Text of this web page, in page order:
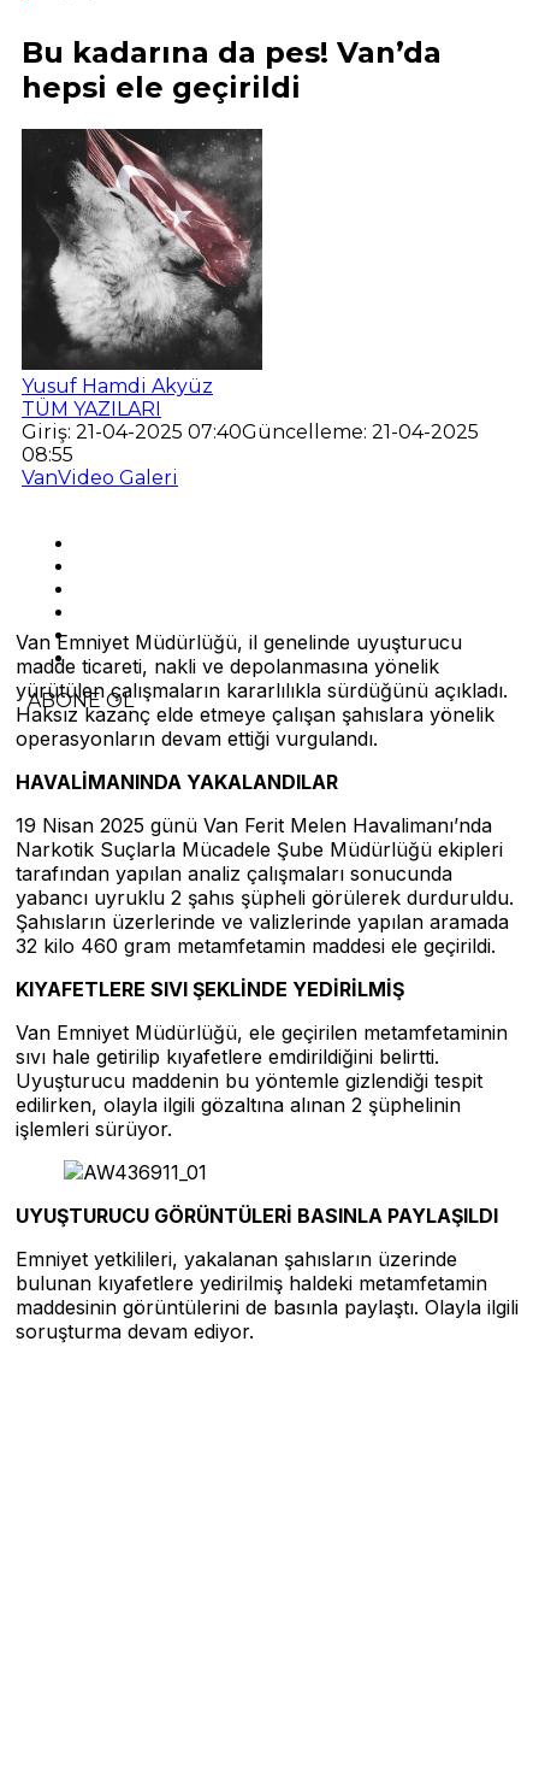
Bu kadarına da pes! Van’da
hepsi ele geçirildi
Yusuf Hamdi Akyüz
TÜM YAZILARI
Giriş: 21-04-2025 07:40Güncelleme: 21-04-2025
08:55
VanVideo Galeri
ABONE OL
Van Emniyet Müdürlüğü, il genelinde uyuşturucu
madde ticareti, nakli ve depolanmasına yönelik
yürütülen çalışmaların kararlılıkla sürdüğünü açıkladı.
Haksız kazanç elde etmeye çalışan şahıslara yönelik
operasyonların devam ettiği vurgulandı.
HAVALİMANINDA YAKALANDILAR
19 Nisan 2025 günü Van Ferit Melen Havalimanı’nda
Narkotik Suçlarla Mücadele Şube Müdürlüğü ekipleri
tarafından yapılan analiz çalışmaları sonucunda
yabancı uyruklu 2 şahıs şüpheli görülerek durduruldu.
Şahısların üzerlerinde ve valizlerinde yapılan aramada
32 kilo 460 gram metamfetamin maddesi ele geçirildi.
KIYAFETLERE SIVI ŞEKLİNDE YEDİRİLMİŞ
Van Emniyet Müdürlüğü, ele geçirilen metamfetaminin
sıvı hale getirilip kıyafetlere emdirildiğini belirtti.
Uyuşturucu maddenin bu yöntemle gizlendiği tespit
edilirken, olayla ilgili gözaltına alınan 2 şüphelinin
işlemleri sürüyor.
UYUŞTURUCU GÖRÜNTÜLERİ BASINLA PAYLAŞILDI
Emniyet yetkilileri, yakalanan şahısların üzerinde
bulunan kıyafetlere yedirilmiş haldeki metamfetamin
maddesinin görüntülerini de basınla paylaştı. Olayla ilgili
soruşturma devam ediyor.